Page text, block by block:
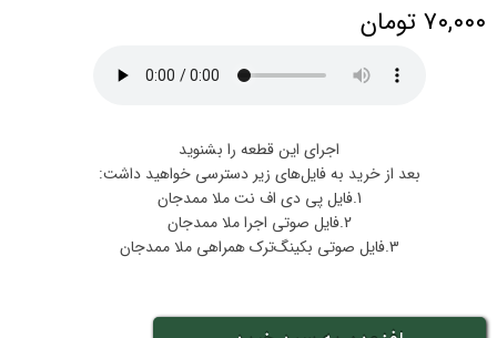
۷۰,۰۰۰ تومان
اجرای این قطعه را بشنوید
بعد از خرید به فایل‌های زیر دسترسی خواهید داشت:
1.فایل پی دی اف نت ملا ممدجان
2.فایل صوتی اجرا ملا ممدجان
3.فایل صوتی بکینگ‌ترک همراهی ملا ممدجان